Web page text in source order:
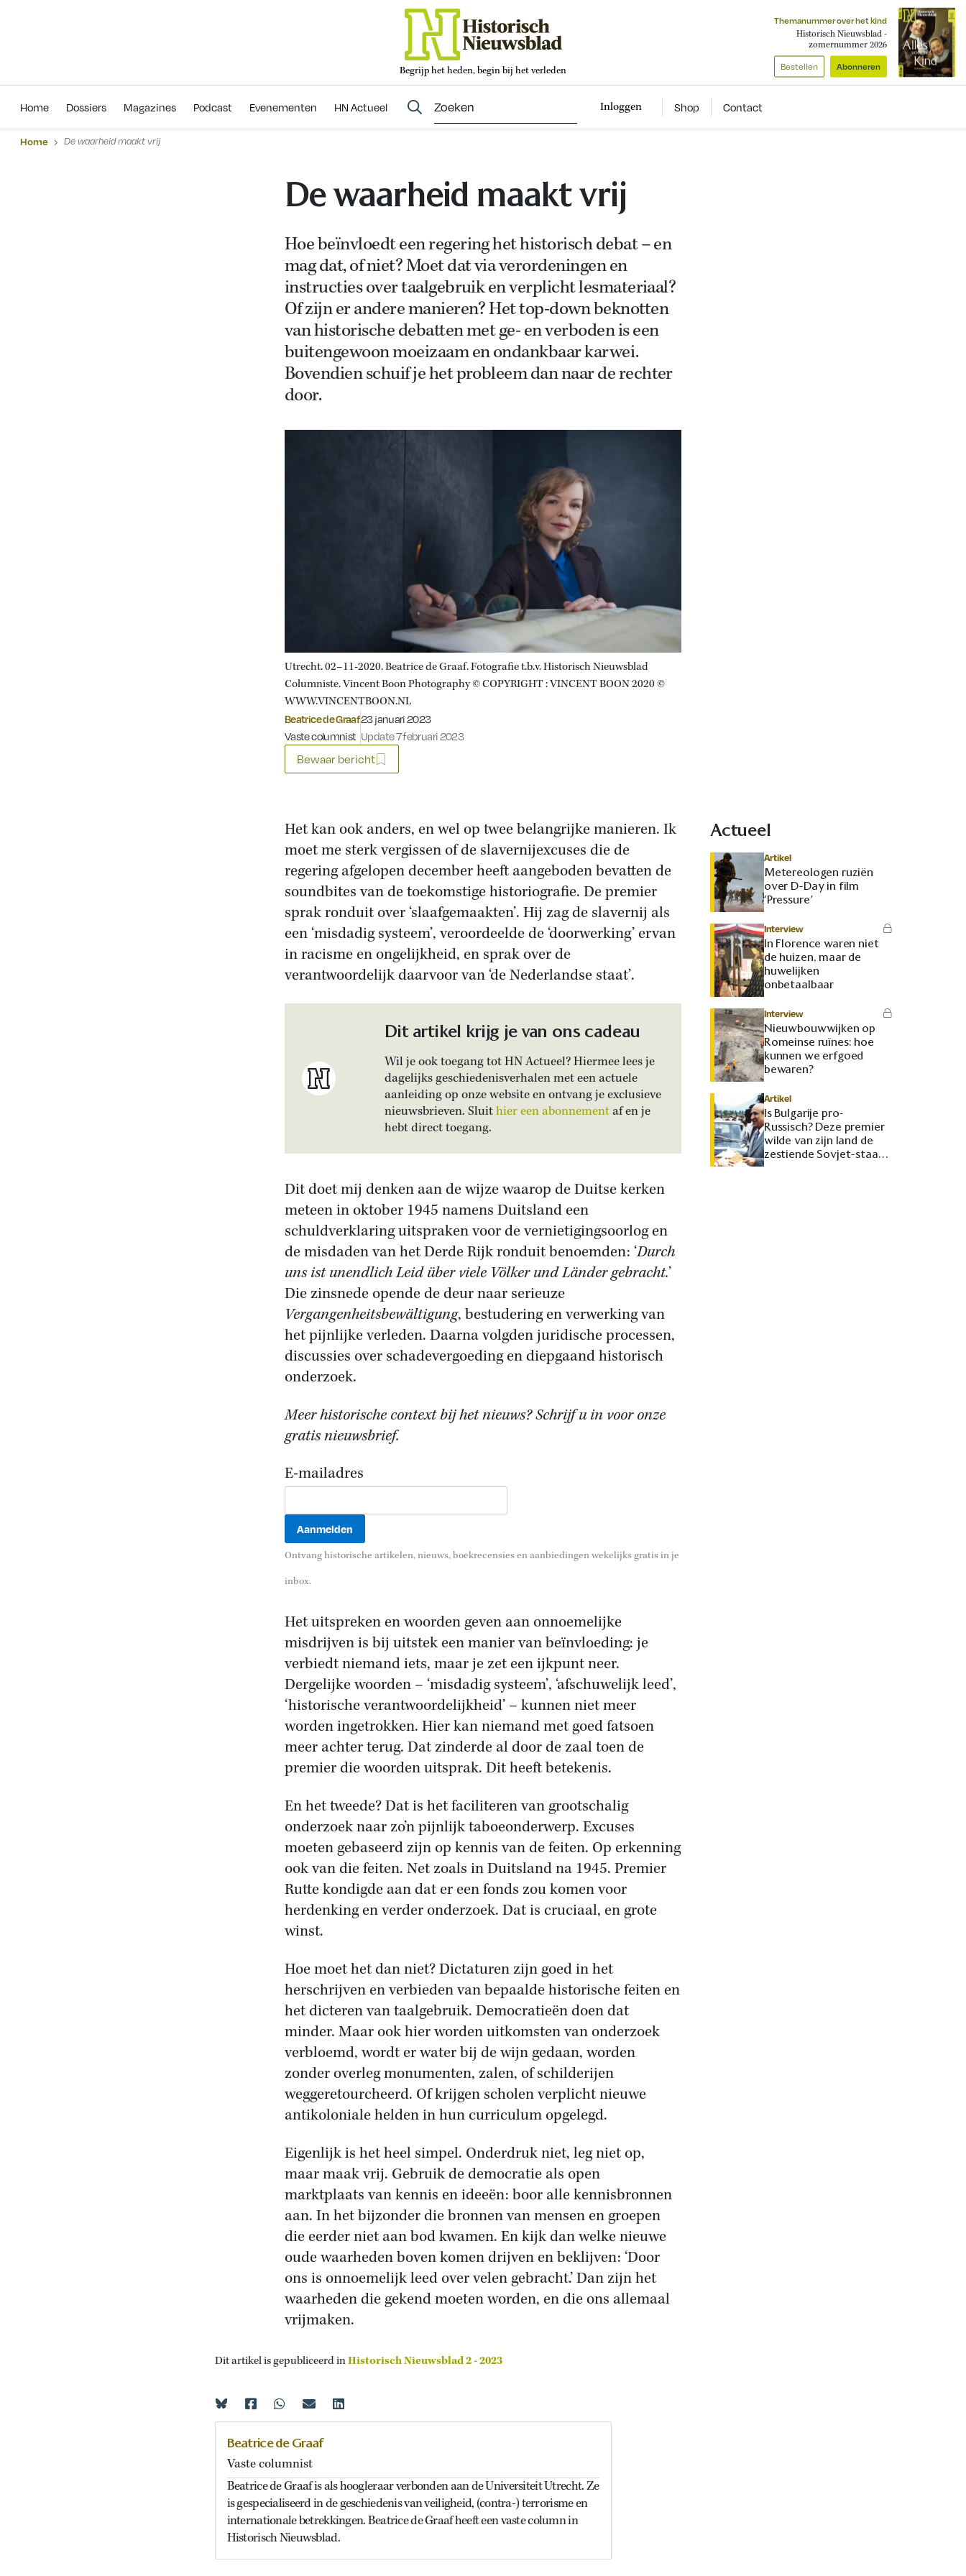
Begrijp het heden, begin bij het verleden
Themanummer over het kind
Historisch Nieuwsblad -
zomernummer 2026
Bestellen Abonneren
Home Dossiers Magazines Podcast Evenementen HN Actueel Inloggen Shop Contact
Evenementen
Home De waarheid maakt vrij
De waarheid maakt vrij
Hoe beïnvloedt een regering het historisch debat – en
mag dat, of niet? Moet dat via verordeningen en
instructies over taalgebruik en verplicht lesmateriaal?
Of zijn er andere manieren? Het top-down beknotten
van historische debatten met ge- en verboden is een
buitengewoon moeizaam en ondankbaar karwei.
Bovendien schuif je het probleem dan naar de rechter
door.
Utrecht. 02–11-2020. Beatrice de Graaf. Fotografie t.b.v. Historisch Nieuwsblad
Columniste. Vincent Boon Photography © COPYRIGHT : VINCENT BOON 2020 ©
WWW.VINCENTBOON.NL
Beatrice de Graaf
Vaste columnist
Gepubliceerd op:
23 januari 2023
Update 7 februari 2023
Bewaar bericht
Het kan ook anders, en wel op twee belangrijke manieren. Ik
moet me sterk vergissen of de slavernijexcuses die de
regering afgelopen december heeft aangeboden bevatten de
soundbites van de toekomstige historiografie. De premier
sprak ronduit over ‘slaafgemaakten’. Hij zag de slavernij als
een ‘misdadig systeem’, veroordeelde de ‘doorwerking’ ervan
in racisme en ongelijkheid, en sprak over de
verantwoordelijk daarvoor van ‘de Nederlandse staat’.
Dit artikel krijg je van ons cadeau
Wil je ook toegang tot HN Actueel? Hiermee lees je
dagelijks geschiedenisverhalen met een actuele
aanleiding op onze website en ontvang je exclusieve
nieuwsbrieven. Sluithier een abonnementaf en je
hebt direct toegang.
Dit doet mij denken aan de wijze waarop de Duitse kerken
meteen in oktober 1945 namens Duitsland een
schuldverklaring uitspraken voor de vernietigingsoorlog en
de misdaden van het Derde Rijk ronduit benoemden: ‘Durch
uns ist unendlich Leid über viele Völker und Länder gebracht.’
Die zinsnede opende de deur naar serieuze
Vergangenheitsbewältigung, bestudering en verwerking van
het pijnlijke verleden. Daarna volgden juridische processen,
discussies over schadevergoeding en diepgaand historisch
onderzoek.
Meer historische context bij het nieuws? Schrijf u in voor onze
gratis nieuwsbrief.
E-mailadres
Ontvang historische artikelen, nieuws, boekrecensies en aanbiedingen wekelijks gratis in je
inbox.
Het uitspreken en woorden geven aan onnoemelijke
misdrijven is bij uitstek een manier van beïnvloeding: je
verbiedt niemand iets, maar je zet een ijkpunt neer.
Dergelijke woorden – ‘misdadig systeem’, ‘afschuwelijk leed’,
‘historische verantwoordelijkheid’ – kunnen niet meer
worden ingetrokken. Hier kan niemand met goed fatsoen
meer achter terug. Dat zinderde al door de zaal toen de
premier die woorden uitsprak. Dit heeft betekenis.
En het tweede? Dat is het faciliteren van grootschalig
onderzoek naar zo’n pijnlijk taboeonderwerp. Excuses
moeten gebaseerd zijn op kennis van de feiten. Op erkenning
ook van die feiten. Net zoals in Duitsland na 1945. Premier
Rutte kondigde aan dat er een fonds zou komen voor
herdenking en verder onderzoek. Dat is cruciaal, en grote
winst.
Hoe moet het dan niet? Dictaturen zijn goed in het
herschrijven en verbieden van bepaalde historische feiten en
het dicteren van taalgebruik. Democratieën doen dat
minder. Maar ook hier worden uitkomsten van onderzoek
verbloemd, wordt er water bij de wijn gedaan, worden
zonder overleg monumenten, zalen, of schilderijen
weggeretourcheerd. Of krijgen scholen verplicht nieuwe
antikoloniale helden in hun curriculum opgelegd.
Eigenlijk is het heel simpel. Onderdruk niet, leg niet op,
maar maak vrij. Gebruik de democratie als open
marktplaats van kennis en ideeën: boor alle kennisbronnen
aan. In het bijzonder die bronnen van mensen en groepen
die eerder niet aan bod kwamen. En kijk dan welke nieuwe
oude waarheden boven komen drijven en beklijven: ‘Door
ons is onnoemelijk leed over velen gebracht.’ Dan zijn het
waarheden die gekend moeten worden, en die ons allemaal
vrijmaken.
Actueel
Artikel
Metereologen ruziën
over D-Day in film
‘Pressure’
Interview
In Florence waren niet
de huizen, maar de
huwelijken
onbetaalbaar
Interview
Nieuwbouwwijken op
Romeinse ruïnes: hoe
kunnen we erfgoed
bewaren?
Artikel
Is Bulgarije pro-
Russisch? Deze premier
wilde van zijn land de
zestiende Sovjet-staat
maken
Dit artikel is gepubliceerd inHistorisch Nieuwsblad 2 - 2023
Beatrice de Graaf
Vaste columnist
Beatrice de Graaf is als hoogleraar verbonden aan de Universiteit Utrecht. Ze
is gespecialiseerd in de geschiedenis van veiligheid, (contra-) terrorisme en
internationale betrekkingen. Beatrice de Graaf heeft een vaste column in
Historisch Nieuwsblad.